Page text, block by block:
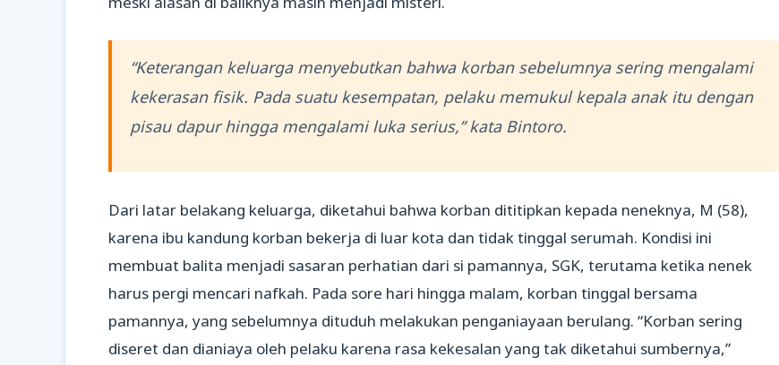
“Keterangan keluarga menyebutkan bahwa korban sebelumnya sering mengalami
kekerasan fisik. Pada suatu kesempatan, pelaku memukul kepala anak itu dengan
pisau dapur hingga mengalami luka serius,” kata Bintoro.
Dari latar belakang keluarga, diketahui bahwa korban dititipkan kepada neneknya, M (58),
karena ibu kandung korban bekerja di luar kota dan tidak tinggal serumah. Kondisi ini
membuat balita menjadi sasaran perhatian dari si pamannya, SGK, terutama ketika nenek
harus pergi mencari nafkah. Pada sore hari hingga malam, korban tinggal bersama
pamannya, yang sebelumnya dituduh melakukan penganiayaan berulang. “Korban sering
diseret dan dianiaya oleh pelaku karena rasa kekesalan yang tak diketahui sumbernya,”